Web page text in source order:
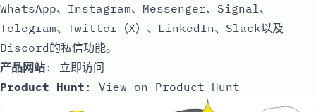
WhatsApp、Instagram、Messenger、Signal、
Telegram、Twitter（X）、LinkedIn、Slack以及
Discord的私信功能。
产品网站: 立即访问
Product Hunt : View on Product Hunt